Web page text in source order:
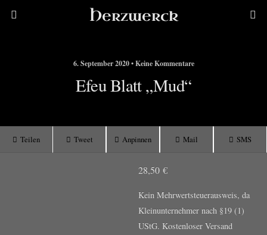
Herzwerck
6. September 2020 • Keine Kommentare
Efeu Blatt „Mud“
Teilen Tweet Anpinnen Mail SMS
28,50€
Kein Mehrwertsteuerausweis, da
Kleinunternehmer nach §19 (1)
UStG. Kostenloser Versand